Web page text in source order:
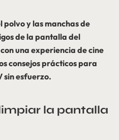
polvo y las manchas de
de la pantalla del
una experiencia de cine
consejos prácticos para
sin esfuerzo.
la pantalla